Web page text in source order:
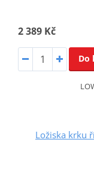
2 389 Kč
Do
Ložiska krku